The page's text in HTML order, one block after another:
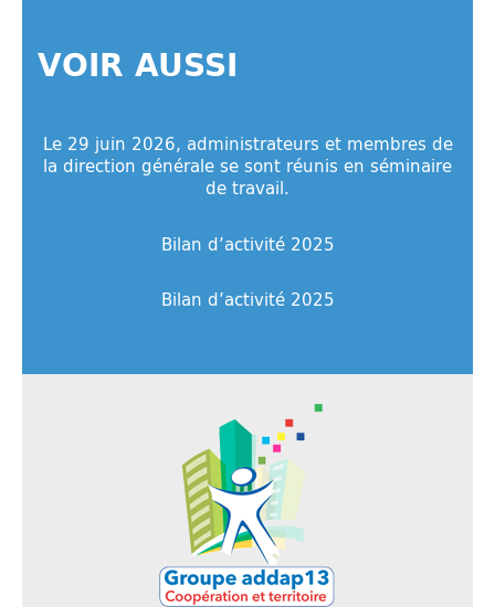
VOIR AUSSI
Le 29 juin 2026, administrateurs et membres de
la direction générale se sont réunis en séminaire
de travail.
Bilan d’activité 2025
Bilan d’activité 2025